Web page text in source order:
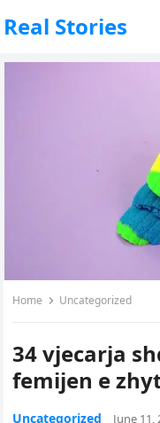
Real Stories
Home Uncategorized
34 vjecarja
femijen e
Uncategorized June 11,